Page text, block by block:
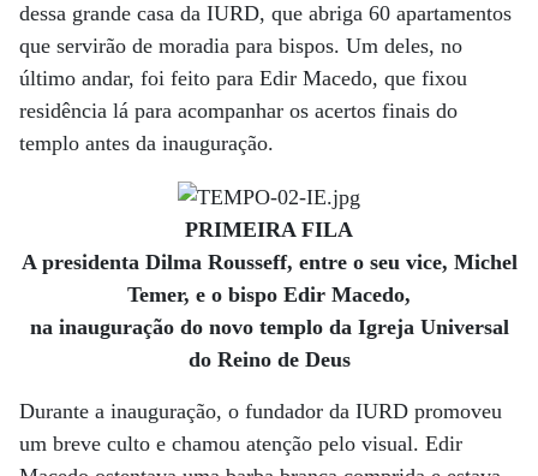
dessa grande casa da IURD, que abriga 60 apartamentos
que servirão de moradia para bispos. Um deles, no
último andar, foi feito para Edir Macedo, que fixou
residência lá para acompanhar os acertos finais do
templo antes da inauguração.
PRIMEIRA FILA
A presidenta Dilma Rousseff, entre o seu vice, Michel
Temer, e o bispo Edir Macedo,
na inauguração do novo templo da Igreja Universal
do Reino de Deus
Durante a inauguração, o fundador da IURD promoveu
um breve culto e chamou atenção pelo visual. Edir